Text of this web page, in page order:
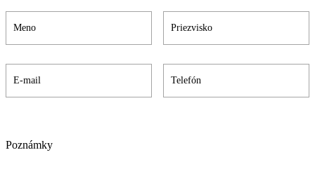
Poznámky